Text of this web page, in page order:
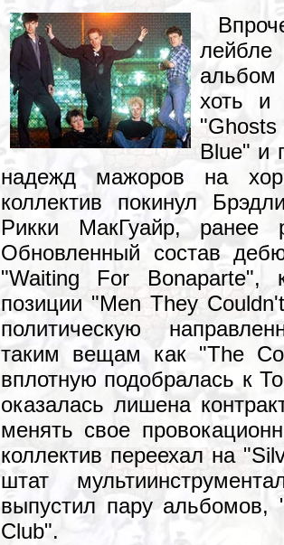
лейбле
хоть и
Blue" и
надежд мажоров на
коллектив покинул
Рикки МакГуайр, ранее
Обновленный состав
"Waiting For Bonaparte",
позиции "Men They
политическую
таким вещам как "The
вплотную подобралась к
оказалась лишена
менять свое
коллектив переехал на
штат
выпустил пару альбомов,
Club".